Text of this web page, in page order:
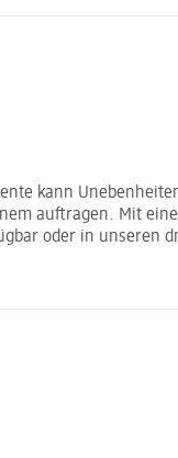
kann
auftragen. Mit
oder in unseren